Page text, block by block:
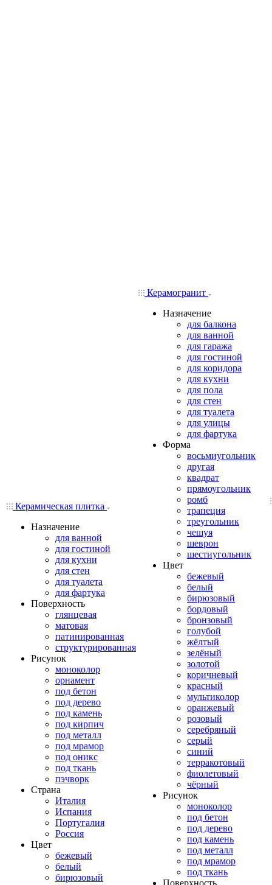
Керамическая плитка
Назначение
для ванной
для гостиной
для кухни
для стен
для туалета
для фартука
Поверхность
глянцевая
матовая
патинированная
структурированная
Рисунок
моноколор
орнамент
под бетон
под дерево
под камень
под кирпич
под металл
под мрамор
под оникс
под ткань
пэчворк
Страна
Италия
Испания
Португалия
Россия
Цвет
бежевый
белый
бирюзовый
Керамогранит
Назначение
для балкона
для ванной
для гаража
для гостиной
для коридора
для кухни
для пола
для стен
для туалета
для улицы
для фартука
Форма
восьмиугольник
другая
квадрат
прямоугольник
ромб
трапеция
треугольник
чешуя
шеврон
шестиугольник
Цвет
бежевый
белый
бирюзовый
бордовый
бронзовый
голубой
жёлтый
зелёный
золотой
коричневый
красный
мультиколор
оранжевый
розовый
серебряный
серый
синий
терракотовый
фиолетовый
чёрный
Рисунок
моноколор
под бетон
под дерево
под камень
под металл
под мрамор
под ткань
Поверхность